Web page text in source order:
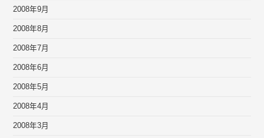
2008年9月
2008年8月
2008年7月
2008年6月
2008年5月
2008年4月
2008年3月